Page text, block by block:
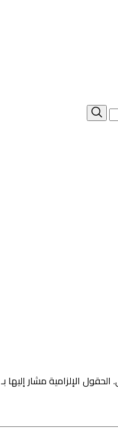
بحث
الحقول الإلزامية مشار إليها بـ